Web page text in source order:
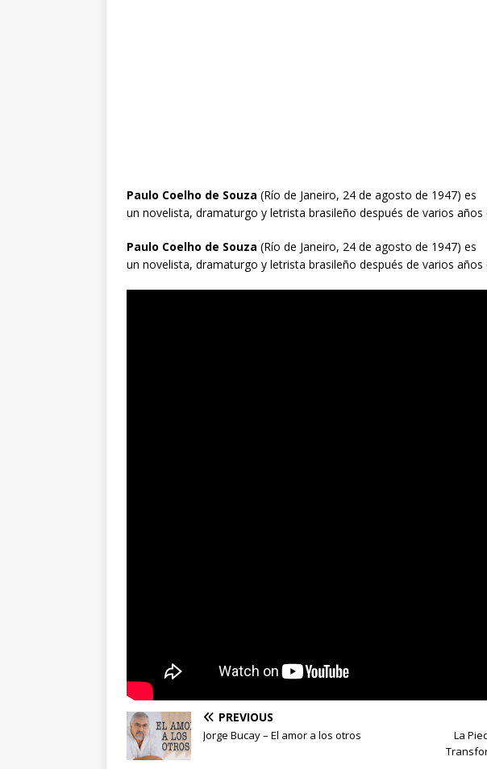
Paulo Coelho de Souza (Río de Janeiro, 24 de agosto de 1947) es
un novelista, dramaturgo y letrista brasileño después de varios años
Paulo Coelho de Souza (Río de Janeiro, 24 de agosto de 1947) es
un novelista, dramaturgo y letrista brasileño después de varios años
PREVIOUS
Jorge Bucay – El amor a los otros
La